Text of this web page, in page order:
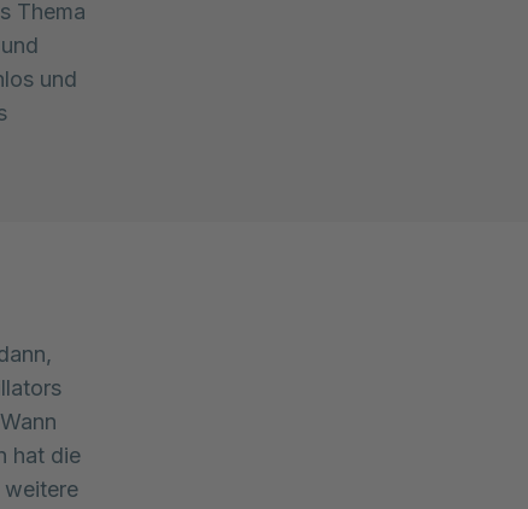
Thema
und
hat die